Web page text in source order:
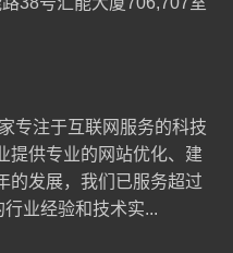
专注于互联网服务的科技
提供专业的网站优化、建
的发展，我们已服务超过
业经验和技术实...